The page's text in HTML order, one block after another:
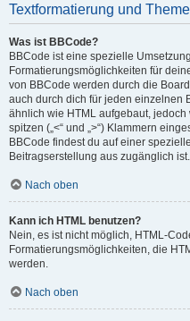
Textformatierung und
Was ist BBCode?
BBCode ist eine spezielle
Formatierungsmöglichkeiten für
von BBCode werden durch die
auch durch dich für jeden einzelnen
ähnlich wie HTML aufgebaut, jedoch
spitzen („<“ und „>“) Klammern
BBCode findest du auf einer
Beitragserstellung aus zugänglich ist.
Nach oben
Kann ich HTML benutzen?
Nein, es ist nicht möglich, HTML-
Formatierungsmöglichkeiten, die
werden.
Nach oben